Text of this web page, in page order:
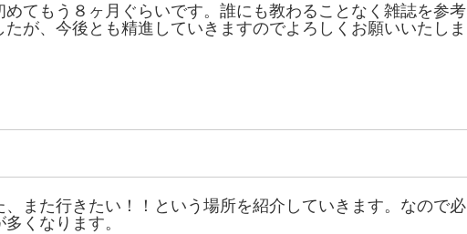
てもう８ヶ月ぐらいです。誰にも教わることなく雑誌を参考
が、今後とも精進していきますのでよろしくお願いいたしま
また行きたい！！という場所を紹介していきます。なので必
くなります。